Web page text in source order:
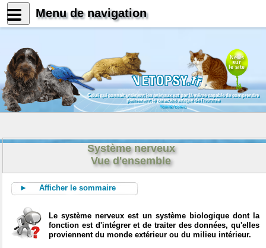
News
sur
le site
Celui qui connait vraiment les animaux est par là même capable de comprendre
pleinement le caractère unique de l'homme
Konrad Lorenz
Système nerveux
Vue d'ensemble
► Afficher le sommaire
Le système nerveux est un système biologique dont la
fonction est d'intégrer et de traiter des données, qu'elles
proviennent du monde extérieur ou du milieu intérieur.
Menu de navigation